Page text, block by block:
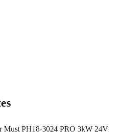
Must PH18-3024 PRO 3kW 24V